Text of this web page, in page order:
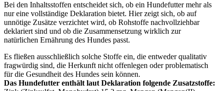
Bei den Inhaltsstoffen entscheidet sich, ob ein Hundefutter mehr als
nur eine vollständige Deklaration bietet. Hier zeigt sich, ob auf
unnötige Zusätze verzichtet wird, ob Rohstoffe nachvollziehbar
deklariert sind und ob die Zusammensetzung wirklich zur
natürlichen Ernährung des Hundes passt.
Es fließen ausschließlich solche Stoffe ein, die entweder qualitativ
fragwürdig sind, die Herkunft nicht offenlegen oder problematisch
für die Gesundheit des Hundes sein können.
Das Hundefutter enthält laut Deklaration folgende Zusatzstoffe: